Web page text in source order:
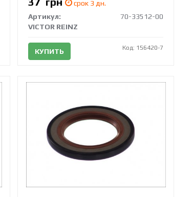
срок 3 дн.
Артикул:
70-33512-00
VICTOR REINZ
КУПИТЬ Код: 156420-7